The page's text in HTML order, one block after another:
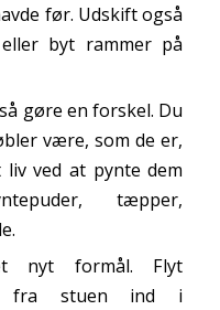
før. Udskift også
byt rammer på
gøre en forskel. Du
være, som de er,
ved at pynte dem
tæpper,
nyt formål. Flyt
fra stuen ind i